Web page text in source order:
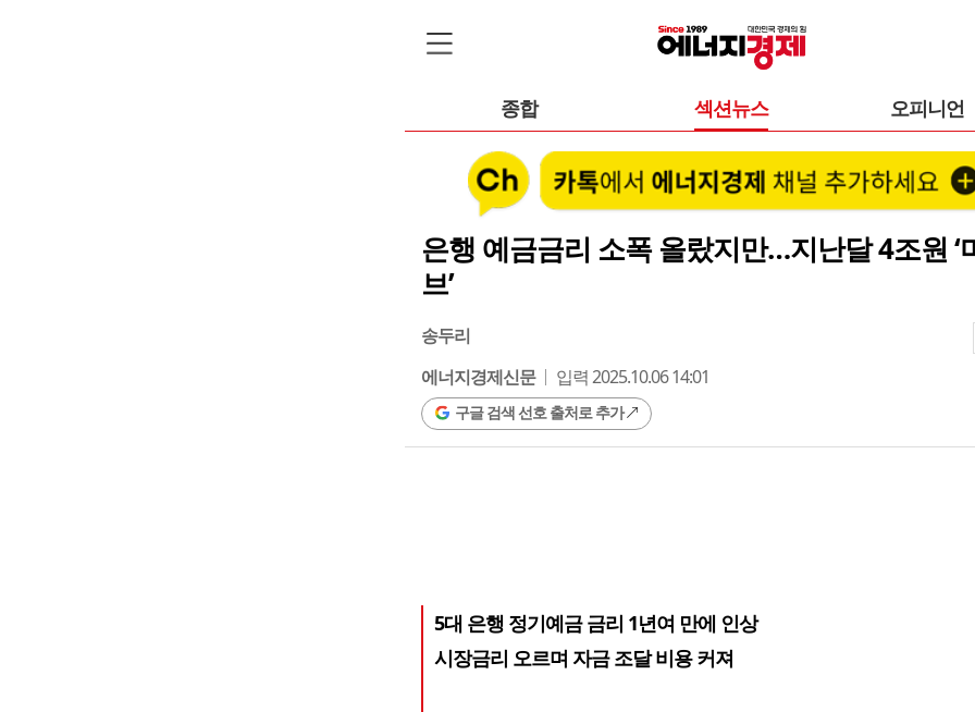
종합 섹션뉴스 오피니언
은행 예금금리 소폭 올랐지만…지난달 4조원 ‘
브’
송두리
에너지경제신문
입력 2025.10.06 14:01
구글 검색 선호 출처로 추가
5대 은행 정기예금 금리 1년여 만에 인상
시장금리 오르며 자금 조달 비용 커져